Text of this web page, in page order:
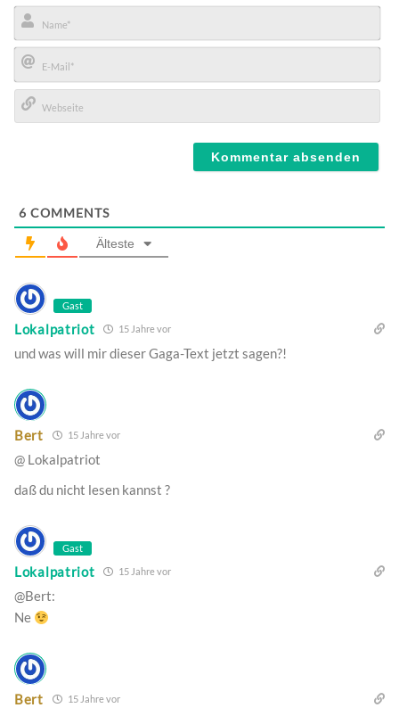
Name*
E-
Mail*
6 COMMENTS
Älteste
Gast
Lokalpatriot 15 Jahre vor
und was will mir dieser Gaga-Text jetzt sagen?!
Bert 15 Jahre vor
@ Lokalpatriot
daß du nicht lesen kannst ?
Gast
Lokalpatriot 15 Jahre vor
@Bert:
Ne
Bert 15 Jahre vor